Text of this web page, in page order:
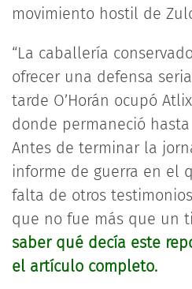
movimiento hostil de
“La caballería
ofrecer una defensa
tarde O’Horán ocupó
donde permaneció
Antes de terminar la
informe de guerra en el
falta de otros
que no fue más que un
saber qué decía este
el artículo completo.